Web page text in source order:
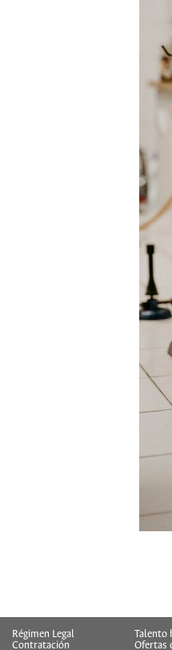
Régimen Legal
Talento
Contratación
Ofertas